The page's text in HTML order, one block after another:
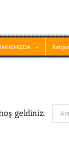
geldiniz.
for: